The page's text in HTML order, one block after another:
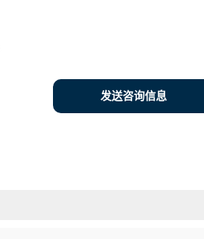
发送咨询信息